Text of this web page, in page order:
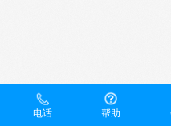
电话 帮助